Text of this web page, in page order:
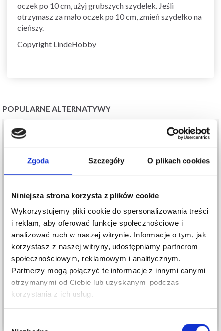
Zgoda Szczegóły O plikach cookies
Niniejsza strona korzysta z plików cookie
Wykorzystujemy pliki cookie do spersonalizowania treści
i reklam, aby oferować funkcje społecznościowe i
analizować ruch w naszej witrynie. Informacje o tym, jak
korzystasz z naszej witryny, udostępniamy partnerom
społecznościowym, reklamowym i analitycznym.
Partnerzy mogą połączyć te informacje z innymi danymi
otrzymanymi od Ciebie lub uzyskanymi podczas
korzystania z ich usług.
oczek po 10 cm, użyj grubszych szydełek. Jeśli
otrzymasz za mało oczek po 10 cm, zmień szydełko na
cieńszy.
Copyright LindeHobby
POPULARNE ALTERNATYWY
242-4 GARDEN
COBBLES SHAWL BY
DROPS DESIGN
16,10 zł
DROPS KID-SILK
15,20 zł
Okazja31/08/2026